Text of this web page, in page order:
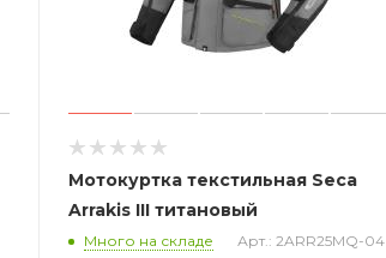
Мотокуртка текстильная Seca
Arrakis III титановый
Много на складе Арт.: 2ARR25MQ-04